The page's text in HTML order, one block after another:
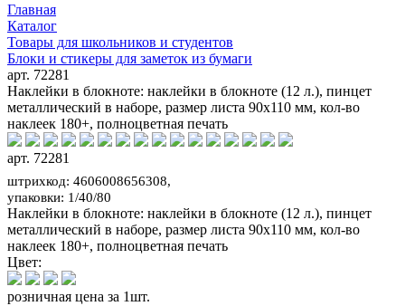
Главная
Каталог
Товары для школьников и студентов
Блоки и стикеры для заметок из бумаги
арт. 72281
Наклейки в блокноте: наклейки в блокноте (12 л.), пинцет
металлический в наборе, размер листа 90х110 мм, кол-во
наклеек 180+, полноцветная печать
арт. 72281
штрихкод: 4606008656308,
упаковки: 1/40/80
Наклейки в блокноте: наклейки в блокноте (12 л.), пинцет
металлический в наборе, размер листа 90х110 мм, кол-во
наклеек 180+, полноцветная печать
Цвет:
розничная цена за 1шт.